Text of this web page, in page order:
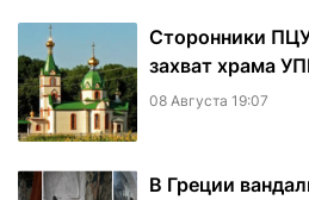
Сторонники
захват храма
08 Августа 19:07
В Греции